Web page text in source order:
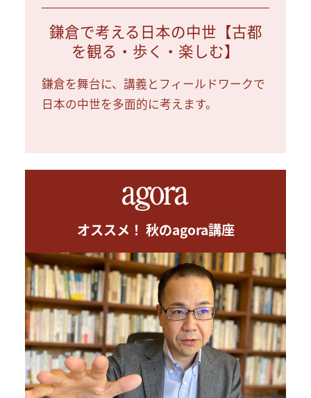
鎌倉で考える日本の中世【古都
を観る・歩く・楽しむ】
鎌倉を舞台に、講義とフィールドワークで
日本の中世を多面的に考えます。
オススメ！ 秋のagora講座